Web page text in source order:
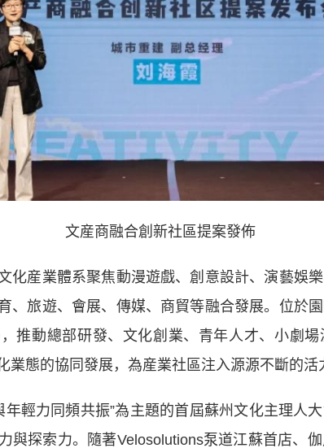
文産商融合創新社區提案發佈
産業體系聚焦動漫遊戲、創意設計、演藝娛
、旅遊、會展、傳媒、商貿等融合發展。位於
推動總部研發、文化創業、青年人才、小劇
業態的協同發展，為産業社區注入源源不斷的活
輕力同頻共振”為主題的首屆蘇州文化主理人
與探索力。隨著Velosolutions泵道江蘇首店、